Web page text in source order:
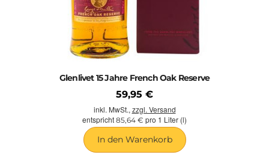
Glenlivet 15 Jahre French Oak Reserve
59,95 €
inkl. MwSt., zzgl. Versand
entspricht 85,64 € pro 1 Liter (l)
In den Warenkorb